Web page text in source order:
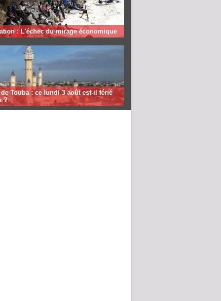
: L'échec du mirage économique
Touba : ce lundi 3 août est-il férié
?